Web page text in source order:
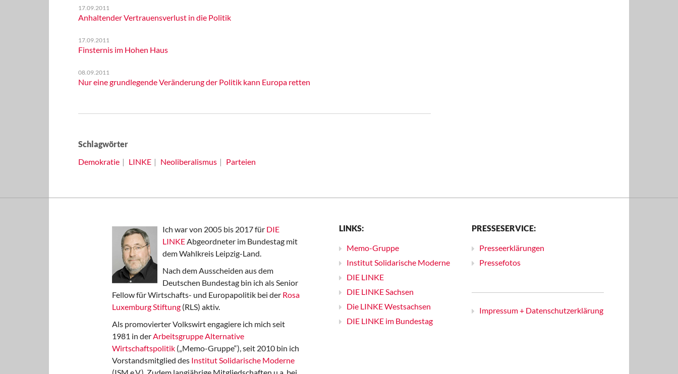
17.09.2011
Anhaltender Vertrauensverlust in die Politik
17.09.2011
Finsternis im Hohen Haus
08.09.2011
Nur eine grundlegende Veränderung der Politik kann Europa retten
Schlagwörter
Demokratie
LINKE Neoliberalismus Parteien
Ich war von 2005 bis 2017 für DIE
LINKEAbgeordneter im Bundestag mit
dem Wahlkreis Leipzig-Land.
Nach dem Ausscheiden aus dem
Deutschen Bundestag bin ich als Senior
Fellow für Wirtschafts- und Europapolitik bei der Rosa
Luxemburg Stiftung (RLS) aktiv.
Als promovierter Volkswirt engagiere ich mich seit
1981 in derArbeitsgruppe Alternative
Wirtschaftspolitik („Memo-Gruppe“), seit 2010 bin ich
Vorstandsmitglied des Institut Solidarische Moderne
LINKS:
Memo-Gruppe
Institut Solidarische Moderne
DIE LINKE
DIE LINKE Sachsen
Die LINKE Westsachsen
DIE LINKE im Bundestag
PRESSESERVICE:
Presseerklärungen
Pressefotos
Impressum + Datenschutzerklärung